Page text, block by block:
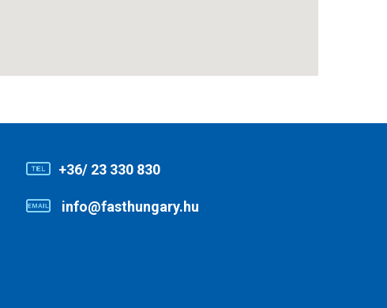
+36/ 23 330 830
info@fasthungary.hu